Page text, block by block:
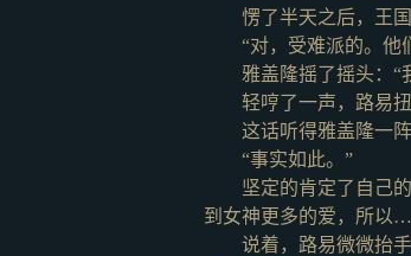
愣了半天之后，王
“对，受难派的。他
雅盖隆摇了摇头： “
轻哼了一声，路易
这话听得雅盖隆一
“事实如此。”
坚定的肯定了自己
到女神更多的爱，所以
说着，路易微微抬